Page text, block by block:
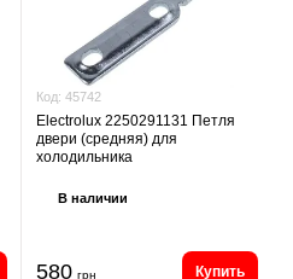
Код: 45742
Electrolux 2250291131 Петля
двери (средняя) для
холодильника
В наличии
580 грн Купить